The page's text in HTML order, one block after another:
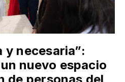
y necesaria”:
nuevo espacio
de personas del